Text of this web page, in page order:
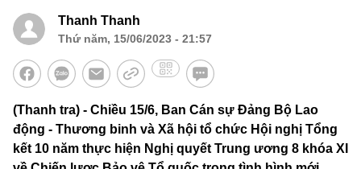
Thanh Thanh
Thứ năm, 15/06/2023 - 21:57
(Thanh tra) - Chiều 15/6, Ban Cán sự Đảng Bộ Lao
động - Thương binh và Xã hội tổ chức Hội nghị Tổng
kết 10 năm thực hiện Nghị quyết Trung ương 8 khóa XI